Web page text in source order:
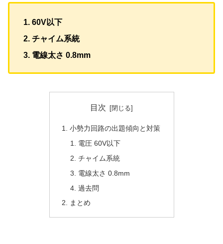
60V以下
チャイム系統
電線太さ 0.8mm
目次
小勢力回路の出題傾向と対策
電圧 60V以下
チャイム系統
電線太さ 0.8mm
過去問
まとめ